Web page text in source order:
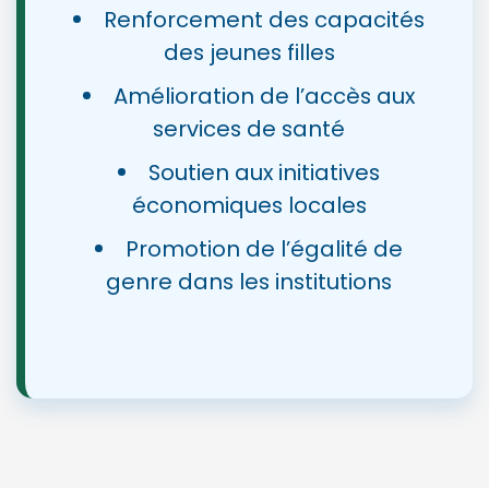
Renforcement des capacités
des jeunes filles
Amélioration de l’accès aux
services de santé
Soutien aux initiatives
économiques locales
Promotion de l’égalité de
genre dans les institutions